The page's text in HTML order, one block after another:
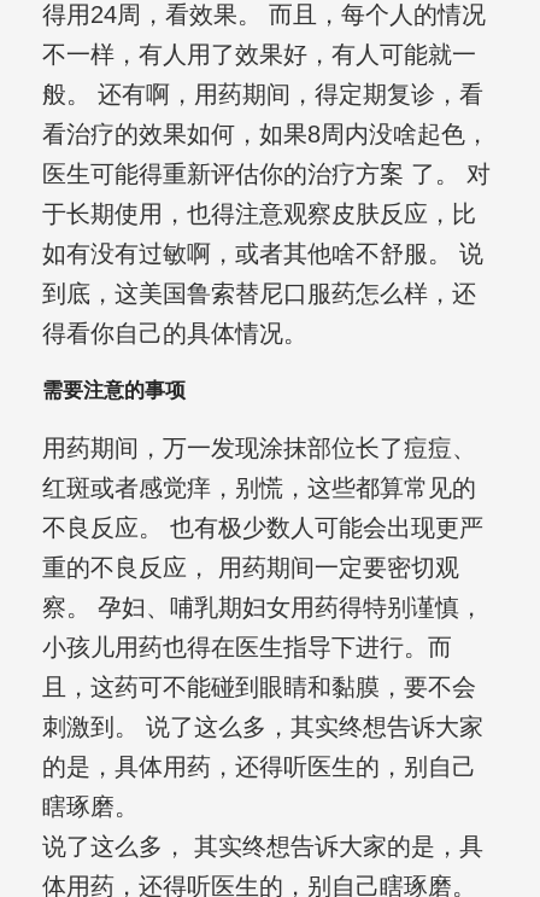
得用24周，看效果。 而且，每个人的情况
不一样，有人用了效果好，有人可能就一
般。 还有啊，用药期间，得定期复诊，看
看治疗的效果如何，如果8周内没啥起色，
医生可能得重新评估你的治疗方案 了。 对
于长期使用，也得注意观察皮肤反应，比
如有没有过敏啊，或者其他啥不舒服。 说
到底，这美国鲁索替尼口服药怎么样，还
得看你自己的具体情况。
需要注意的事项
用药期间，万一发现涂抹部位长了痘痘、
红斑或者感觉痒，别慌，这些都算常见的
不良反应。 也有极少数人可能会出现更严
重的不良反应， 用药期间一定要密切观
察。 孕妇、哺乳期妇女用药得特别谨慎，
小孩儿用药也得在医生指导下进行。而
且，这药可不能碰到眼睛和黏膜，要不会
刺激到。 说了这么多，其实终想告诉大家
的是，具体用药，还得听医生的，别自己
瞎琢磨。
说了这么多， 其实终想告诉大家的是，具
体用药，还得听医生的，别自己瞎琢磨。